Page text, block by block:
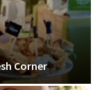
Corner